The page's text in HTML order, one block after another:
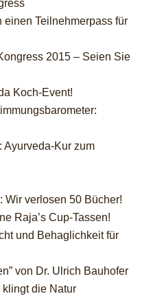
Koch-Event!
Wir verlosen 50 Bücher!
Raja’s Cup-Tassen!
von Dr. Ulrich Bauhofer
klingt die Natur